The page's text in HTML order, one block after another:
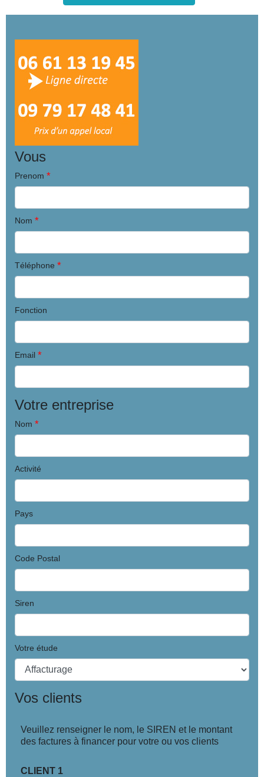
Vous
Prenom *
Nom *
Téléphone *
Fonction
Email *
Votre entreprise
Nom *
Activité
Pays
Code Postal
Siren
Votre étude
Vos clients
Veuillez renseigner le nom, le SIREN et le montant
des factures à financer pour votre ou vos clients
CLIENT 1